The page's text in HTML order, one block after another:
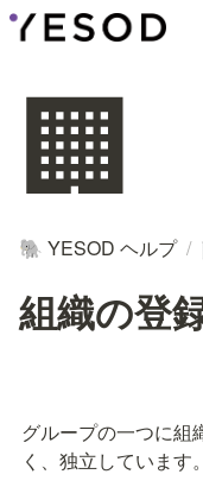
🏢
🐘 YESOD ヘルプ /
組織の登
グループの一つに組
く、独立しています。